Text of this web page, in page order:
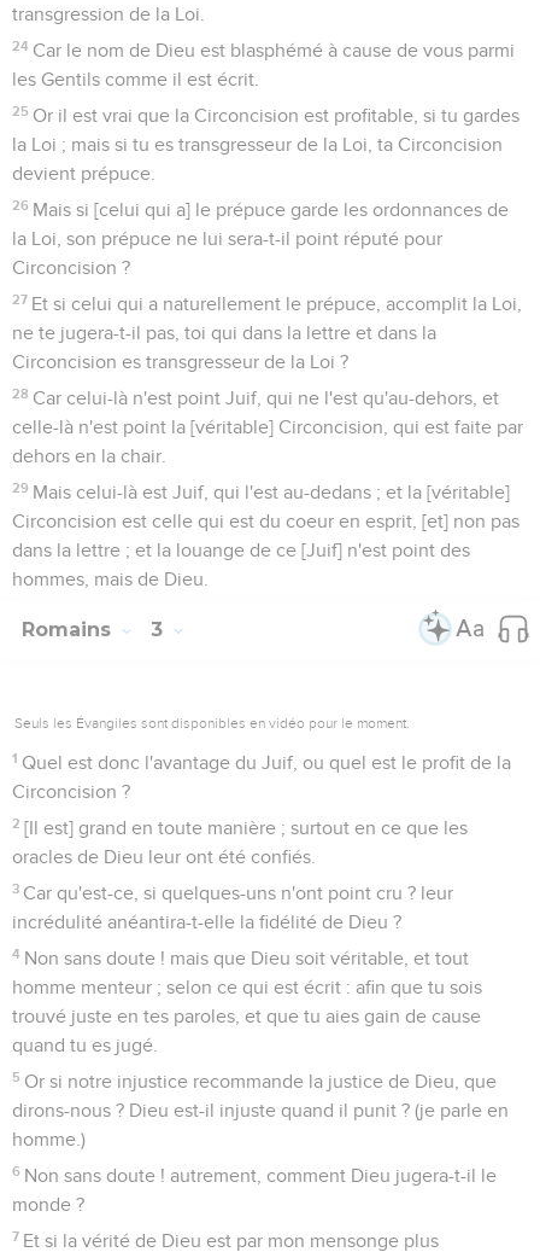
transgression de la Loi.
24 Car le nom de Dieu est blasphémé à cause de vous parmi
les Gentils comme il est écrit.
25 Or il est vrai que la Circoncision est profitable, si tu gardes
la Loi ; mais si tu es transgresseur de la Loi, ta Circoncision
devient prépuce.
26 Mais si [celui qui a] le prépuce garde les ordonnances de
la Loi, son prépuce ne lui sera-t-il point réputé pour
Circoncision ?
27 Et si celui qui a naturellement le prépuce, accomplit la Loi,
ne te jugera-t-il pas, toi qui dans la lettre et dans la
Circoncision es transgresseur de la Loi ?
28 Car celui-là n'est point Juif, qui ne l'est qu'au-dehors, et
celle-là n'est point la [véritable] Circoncision, qui est faite par
dehors en la chair.
29 Mais celui-là est Juif, qui l'est au-dedans ; et la [véritable]
Circoncision est celle qui est du coeur en esprit, [et] non pas
dans la lettre ; et la louange de ce [Juif] n'est point des
hommes, mais de Dieu.
Romains 3
Seuls les Évangiles sont disponibles en vidéo pour le moment.
1 Quel est donc l'avantage du Juif, ou quel est le profit de la
Circoncision ?
2 [Il est] grand en toute manière ; surtout en ce que les
oracles de Dieu leur ont été confiés.
3 Car qu'est-ce, si quelques-uns n'ont point cru ? leur
incrédulité anéantira-t-elle la fidélité de Dieu ?
4 Non sans doute ! mais que Dieu soit véritable, et tout
homme menteur ; selon ce qui est écrit : afin que tu sois
trouvé juste en tes paroles, et que tu aies gain de cause
quand tu es jugé.
5 Or si notre injustice recommande la justice de Dieu, que
dirons-nous ? Dieu est-il injuste quand il punit ? (je parle en
homme.)
6 Non sans doute ! autrement, comment Dieu jugera-t-il le
monde ?
7 Et si la vérité de Dieu est par mon mensonge plus